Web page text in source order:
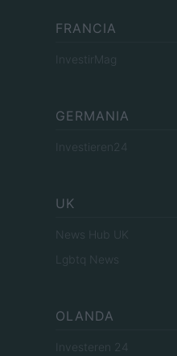
FRANCIA
InvestirMag
GERMANIA
Investieren24
UK
News Hub UK
Lgbtq News
OLANDA
Investeren 24